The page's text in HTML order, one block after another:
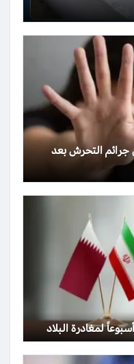
جرائم التحرش بعد
لمغادرة البلاد